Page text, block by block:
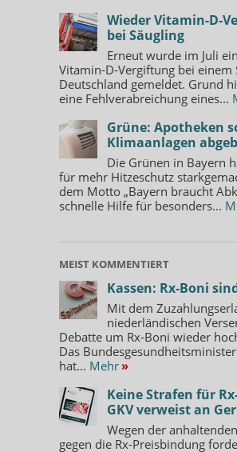
Wieder Vitamin-D-
bei Säugling
Erneut wurde im Juli
Vitamin-D-Vergiftung bei einem
Deutschland gemeldet. Grund
eine Fehlverabreichung eines...
Grüne: Apotheken
Klimaanlagen
Die Grünen in Bayern
für mehr Hitzeschutz
dem Motto „Bayern braucht
schnelle Hilfe für besonders...
MEIST KOMMENTIERT
Kassen: Rx-Boni
Mit dem
niederländischen
Debatte um Rx-Boni wieder
Das
hat... Mehr »
Keine Strafen für
GKV verweist an
Wegen der
gegen die Rx-Preisbindung